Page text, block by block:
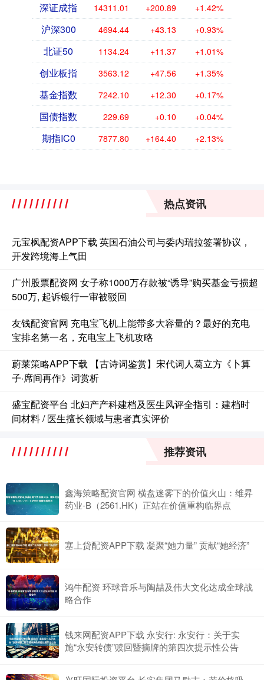
深证成指 14311.01 +200.89 +1.42%
沪深300 4694.44 +43.13 +0.93%
北证50 1134.24 +11.37 +1.01%
创业板指 3563.12 +47.56 +1.35%
基金指数 7242.10 +12.30 +0.17%
国债指数 229.69 +0.10 +0.04%
期指IC0 7877.80 +164.40 +2.13%
热点资讯
元宝枫配资APP下载 英国石油公司与委内瑞拉签署协议，
开发跨境海上气田
广州股票配资网 女子称1000万存款被“诱导”购买基金亏损超
500万, 起诉银行一审被驳回
友钱配资官网 充电宝飞机上能带多大容量的？最好的充电
宝排名第一名，充电宝上飞机攻略
蔚莱策略APP下载 【古诗词鉴赏】宋代词人葛立方《卜算
子·席间再作》词赏析
盛宝配资平台 北妇产产科建档及医生风评全指引：建档时
间材料 / 医生擅长领域与患者真实评价
推荐资讯
鑫海策略配资官网 横盘迷雾下的价值火山：维昇
药业-B（2561.HK）正站在价值重构临界点
塞上贷配资APP下载 凝聚“她力量” 贡献“她经济”
鸿牛配资 环球音乐与陶喆及伟大文化达成全球战
略合作
钱来网配资APP下载 永安行: 永安行：关于实
施“永安转债”赎回暨摘牌的第四次提示性公告